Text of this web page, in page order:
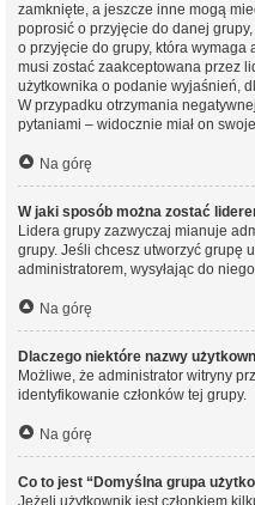
zamknięte, a jeszcze inne mogą
poprosić o przyjęcie do danej
o przyjęcie do grupy, która wymaga
musi zostać zaakceptowana przez
użytkownika o podanie wyjaśnień,
W przypadku otrzymania
pytaniami – widocznie miał on
Na górę
W jaki sposób można zostać
Lidera grupy zazwyczaj mianuje
grupy. Jeśli chcesz utworzyć grupę
administratorem, wysyłając do
Na górę
Dlaczego niektóre nazwy
Możliwe, że administrator witryny
identyfikowanie członków tej grupy.
Na górę
Co to jest “Domyślna grupa
Jeżeli użytkownik jest członkiem